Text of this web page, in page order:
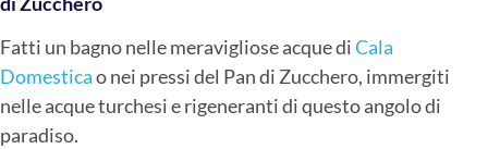
Fatti un bagno nelle meravigliose acque diCala
Domesticao nei pressi del Pan di Zucchero, immergiti
nelle acque turchesi e rigeneranti di questo angolo di
paradiso.